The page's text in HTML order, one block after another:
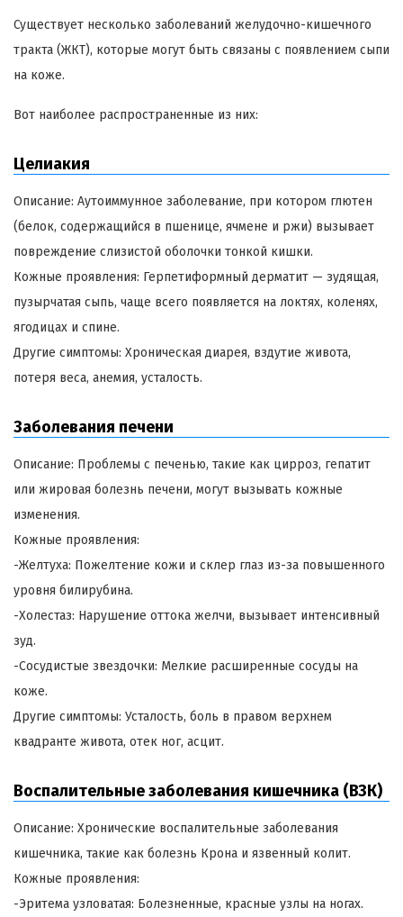
Существует несколько заболеваний желудочно-кишечного
тракта (ЖКТ), которые могут быть связаны с появлением сыпи
на коже.
Вот наиболее распространенные из них:
Целиакия
Описание: Аутоиммунное заболевание, при котором глютен
(белок, содержащийся в пшенице, ячмене и ржи) вызывает
повреждение слизистой оболочки тонкой кишки.
Кожные проявления: Герпетиформный дерматит — зудящая,
пузырчатая сыпь, чаще всего появляется на локтях, коленях,
ягодицах и спине.
Другие симптомы: Хроническая диарея, вздутие живота,
потеря веса, анемия, усталость.
Заболевания печени
Описание: Проблемы с печенью, такие как цирроз, гепатит
или жировая болезнь печени, могут вызывать кожные
изменения.
Кожные проявления:
-Желтуха: Пожелтение кожи и склер глаз из-за повышенного
уровня билирубина.
-Холестаз: Нарушение оттока желчи, вызывает интенсивный
зуд.
-Сосудистые звездочки: Мелкие расширенные сосуды на
коже.
Другие симптомы: Усталость, боль в правом верхнем
квадранте живота, отек ног, асцит.
Воспалительные заболевания кишечника (ВЗК)
Описание: Хронические воспалительные заболевания
кишечника, такие как болезнь Крона и язвенный колит.
Кожные проявления:
-Эритема узловатая: Болезненные, красные узлы на ногах.